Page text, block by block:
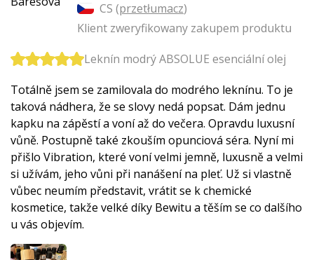
CS (przetłumacz)
Klient zweryfikowany zakupem produktu
Leknín modrý ABSOLUE esenciální olej
Totálně jsem se zamilovala do modrého leknínu. To je
taková nádhera, že se slovy nedá popsat. Dám jednu
kapku na zápěstí a voní až do večera. Opravdu luxusní
vůně. Postupně také zkouším opunciová séra. Nyní mi
přišlo Vibration, které voní velmi jemně, luxusně a velmi
si užívám, jeho vůni při nanášení na pleť. Už si vlastně
vůbec neumím představit, vrátit se k chemické
kosmetice, takže velké díky Bewitu a těším se co dalšího
u vás objevím.